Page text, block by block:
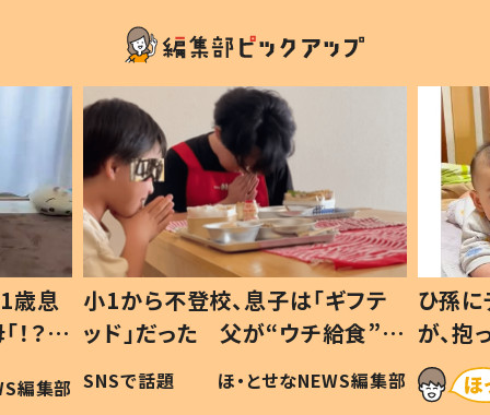
フテ
食”を
編集部
ひ孫にデレデレな80歳じいじ
が、抱っこすると…ひ孫の反応に
「涙が出ました」「可愛くて仕方な
い」
ほ・とせなNEWS編集部